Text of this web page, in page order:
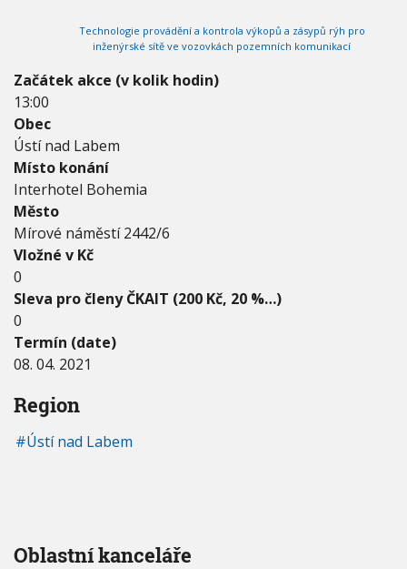
-
0
8
.
0
4
.
2
0
2
1
Technologie provádění a kontrola výkopů a zásypů rýh pro
inženýrské sítě ve vozovkách pozemních komunikací
Začátek akce (v kolik hodin)
13:00
Obec
Ústí nad Labem
Místo konání
Interhotel Bohemia
Město
Mírové náměstí 2442/6
Vložné v Kč
0
Sleva pro členy ČKAIT (200 Kč, 20 %…)
0
Termín (date)
08. 04. 2021
Region
Ústí nad Labem
Oblastní kanceláře